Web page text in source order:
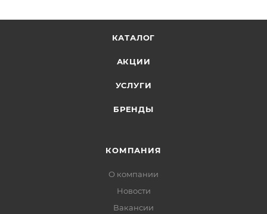
КАТАЛОГ
АКЦИИ
УСЛУГИ
БРЕНДЫ
КОМПАНИЯ
О компании
Новости
Вакансии